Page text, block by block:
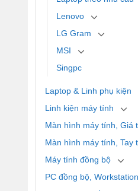
Lenovo
LG Gram
MSI
Singpc
Laptop & Linh phụ kiện
Linh kiện máy tính
Màn hình máy tính, Giá
Màn hình máy tính, Tay
Máy tính đồng bộ
PC đồng bộ,